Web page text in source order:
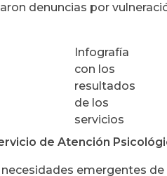
denuncias por
Infografía
con los
resultados
de los
servicios
de Atención
emergentes